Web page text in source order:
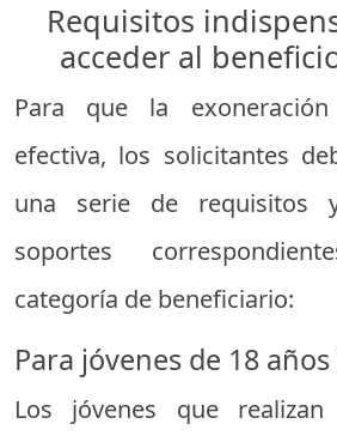
Requisitos
acceder al
Para que la
efectiva, los solicitantes
una serie de requisitos
soportes
categoría de beneficiario:
Para jóvenes de 18
Los jóvenes que